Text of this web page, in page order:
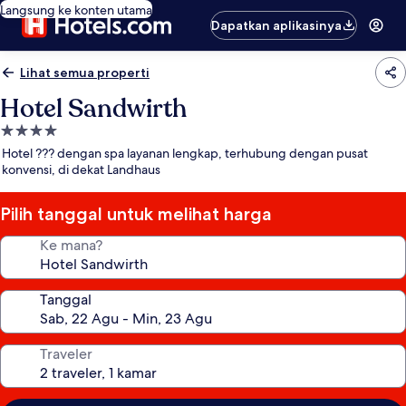
Langsung ke konten utama
Dapatkan aplikasinya
Lihat semua properti
Hotel Sandwirth
Properti
bintang
4.0
Hotel ??? dengan spa layanan lengkap, terhubung dengan pusat
konvensi, di dekat Landhaus
Pilih tanggal untuk melihat harga
Ke mana?
Tanggal
Traveler